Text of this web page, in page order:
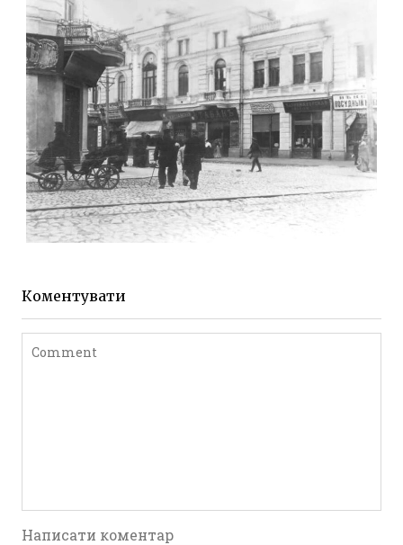
Фото Житомира період
до 1917 року
Leave a comment
ЖИТОМИР МИХАЙЛІВСЬКА 1903 РОКУ
Коментувати
Написати коментар